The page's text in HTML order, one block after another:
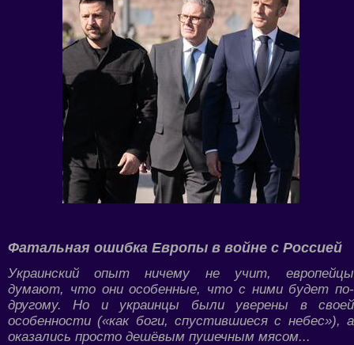
Фатальная ошибка Европы в войне с Россией
Украинский опыт ничему не учит, европейцы
думают, что они особенные, что с ними будет по-
другому. Но и украинцы были уверены в своей
особенности («как боги, спустившиеся с небес»), а
оказались просто дешёвым пушечным мясом...